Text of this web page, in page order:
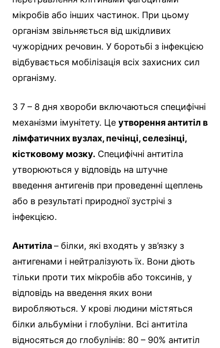
мікробів або інших частинок. При цьому
організм звільняється від шкідливих
чужорідних речовин. У боротьбі з інфекцією
відбувається мобілізація всіх захисних сил
організму.
З 7 – 8 дня хвороби включаються специфічні
механізми імунітету. Це утворення антитіл в
лімфатичних вузлах, печінці, селезінці,
кістковому мозку. Специфічні антитіла
утворюються у відповідь на штучне
введення антигенів при проведенні щеплень
або в результаті природної зустрічі з
інфекцією.
Антитіла– білки, які входять у зв’язку з
антигенами і нейтралізують їх. Вони діють
тільки проти тих мікробів або токсинів, у
відповідь на введення яких вони
виробляються. У крові людини містяться
білки альбуміни і глобуліни. Всі антитіла
відносяться до глобулінів: 80 – 90% антитіл